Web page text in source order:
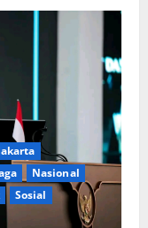
Nasional
Sosial